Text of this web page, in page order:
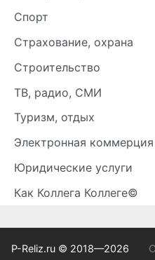
Спорт
Страхование, охрана
Строительство
ТВ, радио, СМИ
Туризм, отдых
Электронная коммерция
Юридические услуги
Как Коллега Коллеге©
P-Reliz.ru © 2018—2026